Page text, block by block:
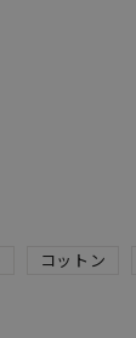
コットン